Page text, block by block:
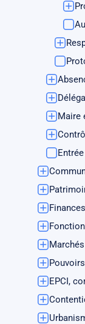
Maire
EPCI,